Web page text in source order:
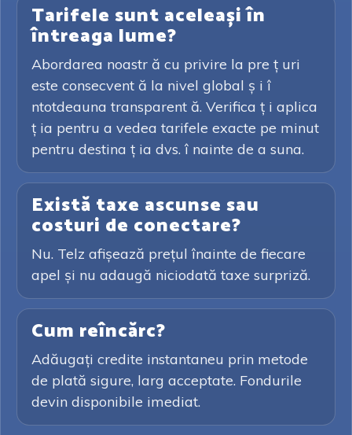
Tarifele sunt aceleași în
întreaga lume?
Abordarea noastr ă cu privire la pre ț uri
este consecvent ă la nivel global ș i î
ntotdeauna transparent ă. Verifica ț i aplica
ț ia pentru a vedea tarifele exacte pe minut
pentru destina ț ia dvs. î nainte de a suna.
Există taxe ascunse sau
costuri de conectare?
Nu. Telz afișează prețul înainte de fiecare
apel și nu adaugă niciodată taxe surpriză.
Cum reîncărc?
Adăugați credite instantaneu prin metode
de plată sigure, larg acceptate. Fondurile
devin disponibile imediat.